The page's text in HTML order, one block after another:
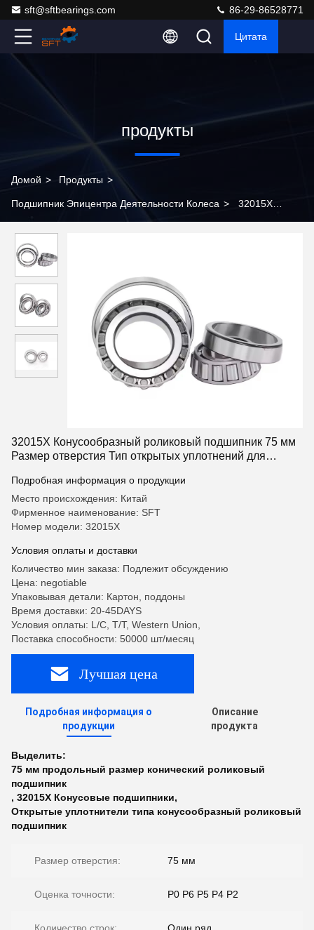
sft@sftbearings.com 86-29-86528771
Цитата
продукты
Домой > Продукты >
Подшипник Эпицентра Деятельности Колеса > 32015X
отверстия Тип открытых уплотнений для оптимальной
производительности
32015X Конусообразный роликовый подшипник 75 мм
Размер отверстия Тип открытых уплотнений для
Подробная информация о продукции
Место происхождения: Китай
Фирменное наименование: SFT
Номер модели: 32015X
Условия оплаты и доставки
Количество мин заказа: Подлежит обсуждению
Цена: negotiable
Упаковывая детали: Картон, поддоны
Время доставки: 20-45DAYS
Условия оплаты: L/C, T/T, Western Union,
Поставка способности: 50000 шт/месяц
Лучшая цена
Подробная информация о
продукции
Описание
продукта
Выделить:
75 мм продольный размер конический роликовый
подшипник
, 32015X Конусовые подшипники,
Открытые уплотнители типа конусообразный роликовый
подшипник
Размер отверстия: 75 мм
Оценка точности: P0 P6 P5 P4 P2